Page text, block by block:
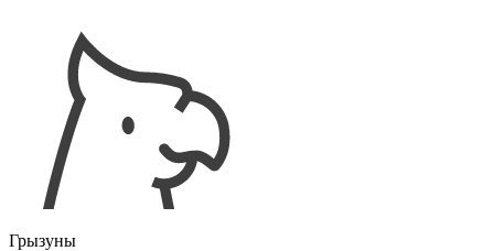
Грызуны